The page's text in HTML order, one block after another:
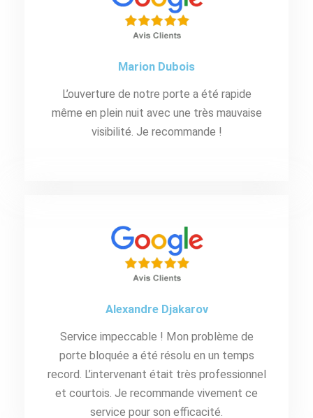
Marion Dubois
L’ouverture de notre porte a été rapide
même en plein nuit avec une très mauvaise
visibilité. Je recommande !
Alexandre Djakarov
Service impeccable ! Mon problème de
porte bloquée a été résolu en un temps
record. L’intervenant était très professionnel
et courtois. Je recommande vivement ce
service pour son efficacité.